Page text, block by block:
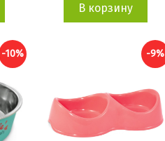
В корзину
-10% -9%